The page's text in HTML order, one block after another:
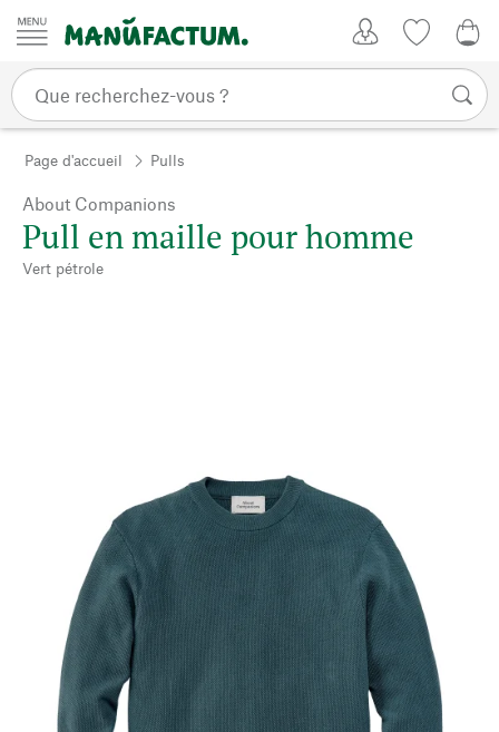
Passer au contenu
Page d'accueil Pulls
About Companions
Pull en maille pour homme
Vert pétrole